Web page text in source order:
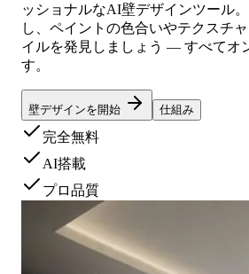
ッショナルなAI壁デザインツール
し、ペイントの色合いやテクスチ
イルを発見しましょう — すべてオ
す。
壁デザインを開始 仕組み
完全無料
AI搭載
プロ品質